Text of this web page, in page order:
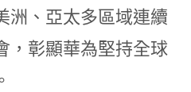
洲、亞太多區域連續
，彰顯華為堅持全球